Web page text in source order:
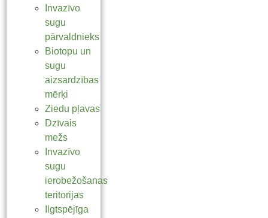
Invazīvo
sugu
pārvaldnieks
Biotopu un
sugu
aizsardzības
mērķi
Ziedu pļavas
Dzīvais
mežs
Invazīvo
sugu
ierobežošanas
teritorijas
Ilgtspējīga